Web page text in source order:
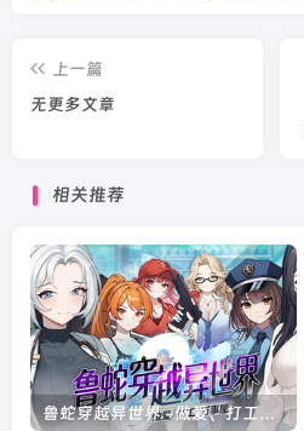
上一篇
无更多文章
相关推荐
鲁蛇穿越异世界 -做爱、打工、万事屋-/LoserIsekaieSJT V1.0.0.11|策略模拟|容量1.1GB|官方中文版